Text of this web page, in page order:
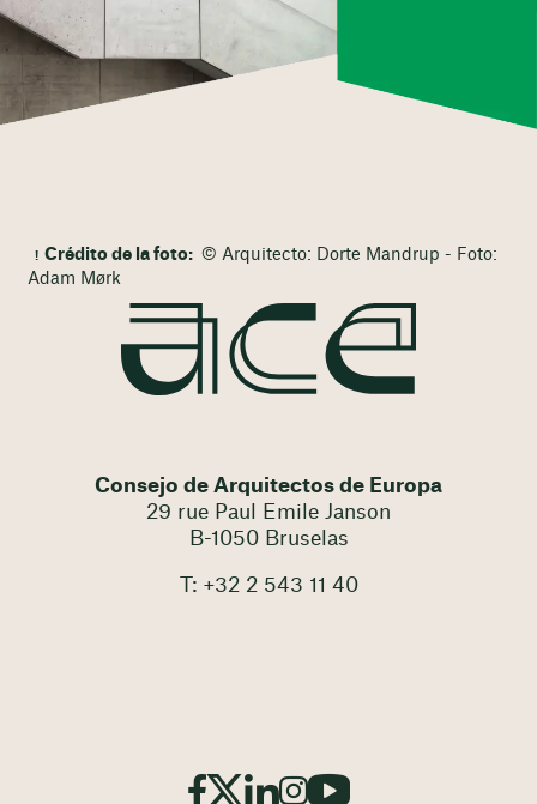
Crédito de la foto: © Arquitecto: Dorte Mandrup - Foto:
Adam Mørk
Consejo de Arquitectos de Europa
29 rue Paul Emile Janson
B-1050 Bruselas
T: +32 2 543 11 40